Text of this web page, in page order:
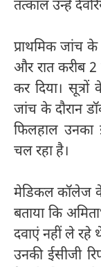
तत्काल उन्हें
प्राथमिक जांच के
और रात करीब
कर दिया।
जांच के दौरान
फिलहाल उनका
चल रहा है।
मेडिकल कॉलेज के
बताया कि
दवाएं नहीं ले रहे
उनकी ईसीजी